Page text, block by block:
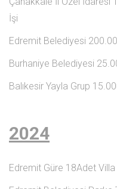
İşi
Edremit Belediyesi
Burhaniye Belediyesi
Balıkesir Yayla Grup
2024
Edremit Güre 18Adet